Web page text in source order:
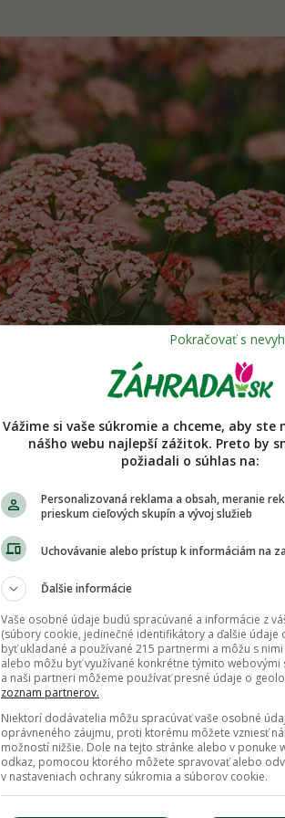
Vážime si vaše súkromie a chceme, aby ste
nášho webu najlepší zážitok. Preto by
požiadali o súhlas na:
Personalizovaná reklama a obsah, meranie
prieskum cieľových skupín a vývoj služieb
Uchovávanie alebo prístup k informáciám na
Ďalšie informácie
Vaše osobné údaje budú spracúvané a informácie z
(súbory cookie, jedinečné identifikátory a ďalšie údaje
byť ukladané a používané 215 partnermi a môžu s
alebo môžu byť využívané konkrétne týmito webovými
a naši partneri môžeme používať presné údaje o
zoznam partnerov.
Niektorí dodávatelia môžu spracúvať vaše osobné
oprávneného záujmu, proti ktorému môžete vzniesť
možností nižšie. Dole na tejto stránke alebo v ponuke
odkaz, pomocou ktorého môžete spravovať alebo
v nastaveniach ochrany súkromia a súborov cookie.